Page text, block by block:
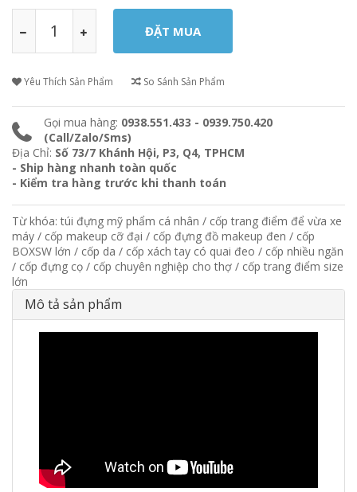
Yêu Thích Sản Phẩm So Sánh Sản Phẩm
Gọi mua hàng: 0938.551.433 - 0939.750.420
(Call/Zalo/Sms)
Địa Chỉ: Số 73/7 Khánh Hội, P3, Q4, TPHCM
- Ship hàng nhanh toàn quốc
- Kiểm tra hàng trước khi thanh toán
Từ khóa:túi đựng mỹ phẩm cá nhân / cốp trang điểm để vừa xe
máy / cốp makeup cỡ đại / cốp đựng đồ makeup đen / cốp
BOXSW lớn / cốp da / cốp xách tay có quai đeo / cốp nhiều ngăn
/ cốp đựng cọ / cốp chuyên nghiệp cho thợ / cốp trang điểm size
lớn
Mô tả sản phẩm